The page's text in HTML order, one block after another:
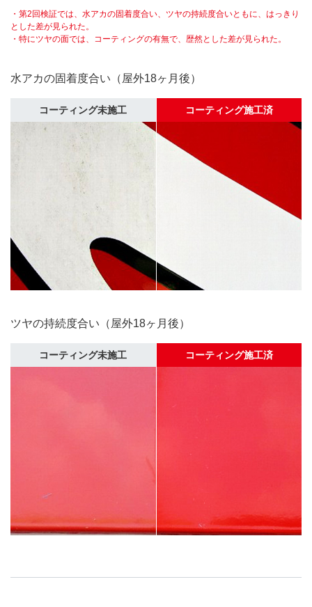
・第2回検証では、水アカの固着度合い、ツヤの持続度合いともに、はっきり
とした差が見られた。
・特にツヤの面では、コーティングの有無で、歴然とした差が見られた。
水アカの固着度合い（屋外18ヶ月後）
コーティング未施工 コーティング施工済
ツヤの持続度合い（屋外18ヶ月後）
コーティング未施工 コーティング施工済